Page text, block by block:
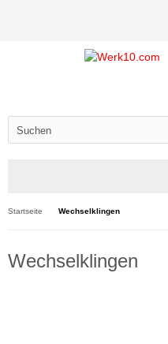
Startseite Wechselklingen
Wechselklingen